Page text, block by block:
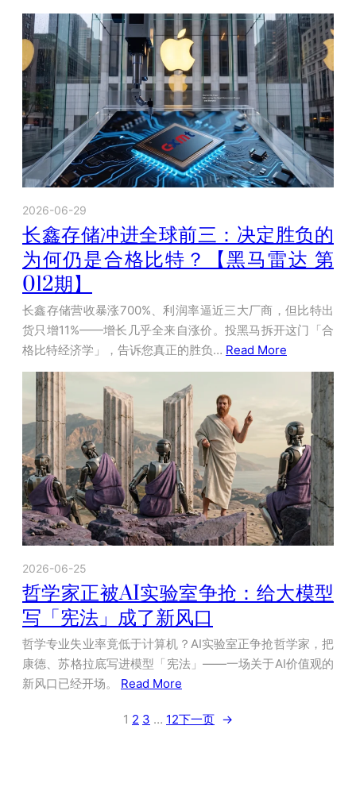
2026-06-29
长鑫存储冲进全球前三：决定胜负的
为何仍是合格比特？【黑马雷达 第
012期】
长鑫存储营收暴涨700%、利润率逼近三大厂商，但比特出
货只增11%——增长几乎全来自涨价。投黑马拆开这门「合
格比特经济学」，告诉您真正的胜负… Read More
2026-06-25
哲学家正被AI实验室争抢：给大模型
写「宪法」成了新风口
哲学专业失业率竟低于计算机？AI实验室正争抢哲学家，把
康德、苏格拉底写进模型「宪法」——一场关于AI价值观的
新风口已经开场。 Read More
1 2 3 … 12下一页 →